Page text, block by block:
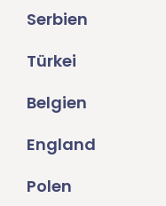
Serbien
Türkei
Belgien
England
Polen